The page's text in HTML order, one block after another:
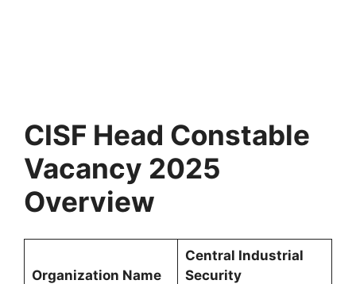
CISF Head Constable
Vacancy 2025
Overview
Organization Name
Central Industrial
Security